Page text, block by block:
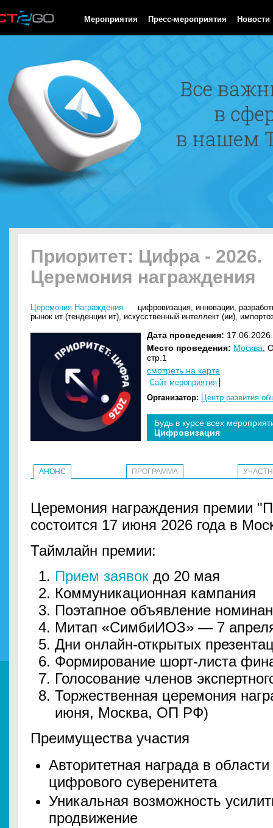
Мероприятия Пресс-мероприятия Новости
Приоритет: Цифра - 2026.
Церемония награждения
Церемония Награждения цифровизация, инновации,
рынок ит (тенденции ит), искусственный интеллект (ии),
Дата проведения:
Место проведения: Москва ,
стр.1
смотреть на карте
Сайт мероприятия
Организатор: Центр развития
Будь в курсе всех
Цифровизация
АНОНС ПРОГРАММА
Церемония награждения премии
состоится 17 июня 2026 года в
Таймлайн премии:
Прием заявок до 20 мая
Коммуникационная кампания
Поэтапное объявление
Митап «СимбиИОЗ» — 7
Дни онлайн-открытых
Формирование шорт-листа
Голосование членов
Торжественная церемония
июня, Москва, ОП РФ)
Преимущества участия
Авторитетная награда в
цифрового суверенитета
Уникальная возможность
продвижение